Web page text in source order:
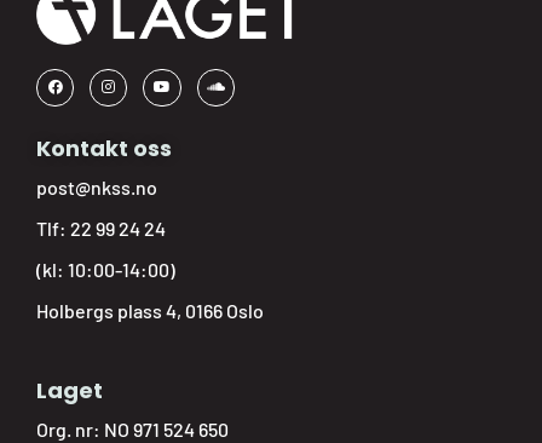
Kontakt oss
post@nkss.no
Tlf: 22 99 24 24
(kl: 10:00-14:00)
Holbergs plass 4, 0166 Oslo
Laget
Org. nr: NO 971 524 650